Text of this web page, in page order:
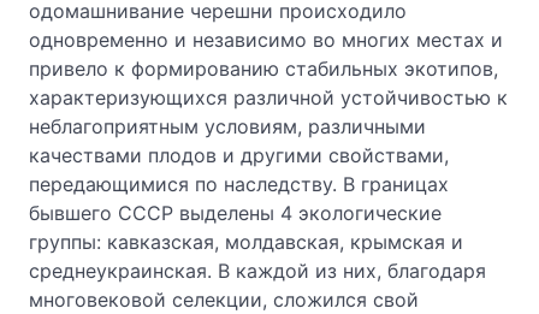
одомашнивание черешни происходило
одновременно и независимо во многих местах и
привело к формированию стабильных экотипов,
характеризующихся различной устойчивостью к
неблагоприятным условиям, различными
качествами плодов и другими свойствами,
передающимися по наследству. В границах
бывшего СССР выделены 4 экологические
группы: кавказская, молдавская, крымская и
среднеукраинская. В каждой из них, благодаря
многовековой селекции, сложился свой